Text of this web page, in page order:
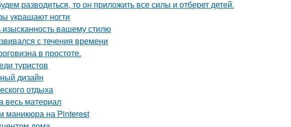
разводиться, то он приложить все силы и отберет детей.
украшают ногти
изысканность вашему стилю
с течения времени
в простоте.
туристов
дизайн
отдыха
весь материал
маникюра на Pinterest